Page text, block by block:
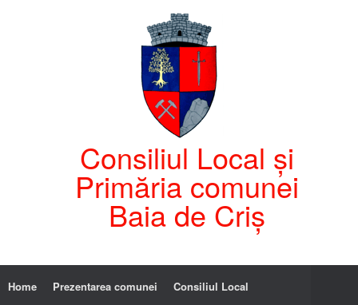
Consiliul Local și
Primăria comunei
Baia de Criș
Home Prezentarea comunei Consiliul Local